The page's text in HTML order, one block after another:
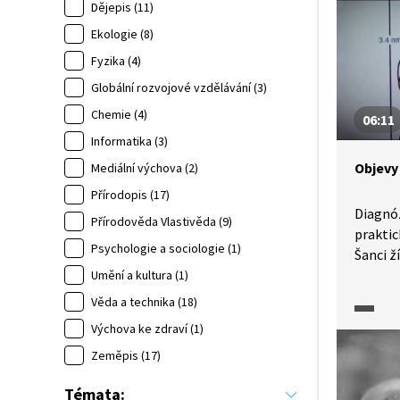
Dějepis (11)
Ekologie (8)
Fyzika (4)
Globální rozvojové vzdělávání (3)
Chemie (4)
Informatika (3)
Mediální výchova (2)
Přírodopis (17)
Přírodověda Vlastivěda (9)
Psychologie a sociologie (1)
Umění a kultura (1)
Věda a technika (18)
Výchova ke zdraví (1)
Zeměpis (17)
Témata:
20.
a
přišel
Ke
a
Armin
06:11
Šanci
objevil
Cesta